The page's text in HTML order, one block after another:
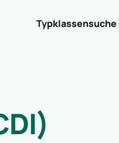
Typklassensuche